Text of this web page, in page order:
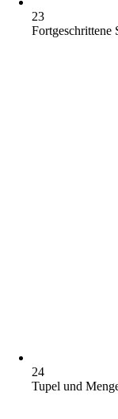
23
Fortgeschrittene
24
Tupel und